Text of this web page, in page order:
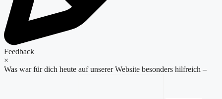
Feedback
×
Was war für dich heute auf unserer Website besonders hilfreich –